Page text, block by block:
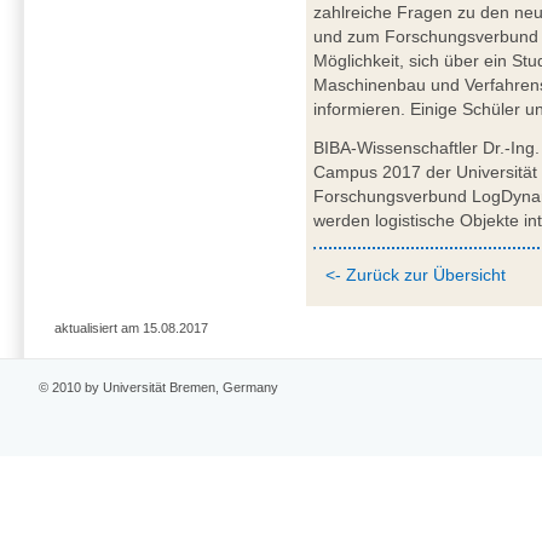
zahlreiche Fragen zu den
und zum
Möglichkeit, sich über ein
Maschinenbau und
informieren. Einige Schüler
BIBA-Wissenschaftler Dr.-
Campus 2017 der
Forschungsverbund
werden logistische Objekte
<- Zurück zur Übersicht
aktualisiert am 15.08.2017
© 2010 by Universität Bremen, Germany